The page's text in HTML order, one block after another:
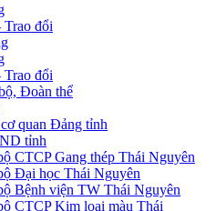
đổi
đổi
Đoàn thể
quan Đảng tỉnh
tỉnh
CTCP Gang thép Thái Nguyên
Đại học Thái Nguyên
Bệnh viện TW Thái Nguyên
CTCP Kim loại màu Thái